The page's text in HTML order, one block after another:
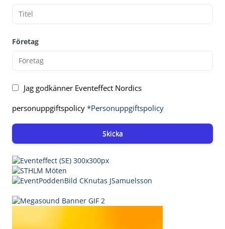
Företag
Jag godkänner Eventeffect Nordics
personuppgiftspolicy *Personuppgiftspolicy
Skicka